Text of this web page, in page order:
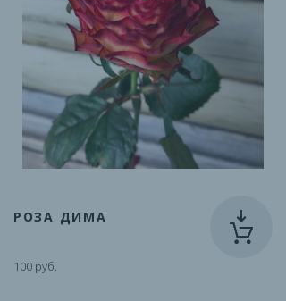
РОЗА ДИМА
100 руб.